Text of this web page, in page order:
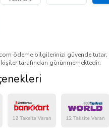
ödeme bilgilerinizi güvende
tarafından görünmemektedir.